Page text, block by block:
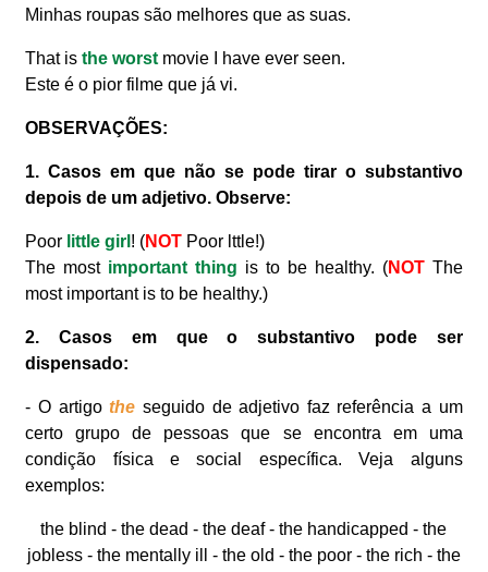
Minhas roupas são melhores que as suas.
That isthe worst movie I have ever seen.
Este é o pior filme que já vi.
OBSERVAÇÕES:
1. Casos em que não se pode tirar o substantivo
depois de um adjetivo. Observe:
Poor little girl ! (NOT Poor lttle!)
The most important thing is to be healthy. (NOTThe
most important is to be healthy.)
2. Casos em que o substantivo pode ser
dispensado:
- O artigothe seguido de adjetivo faz referência a um
certo grupo de pessoas que se encontra em uma
condição física e social específica. Veja alguns
exemplos:
the blind - the dead - the deaf - the handicapped - the
jobless - the mentally ill - the old - the poor - the rich - the